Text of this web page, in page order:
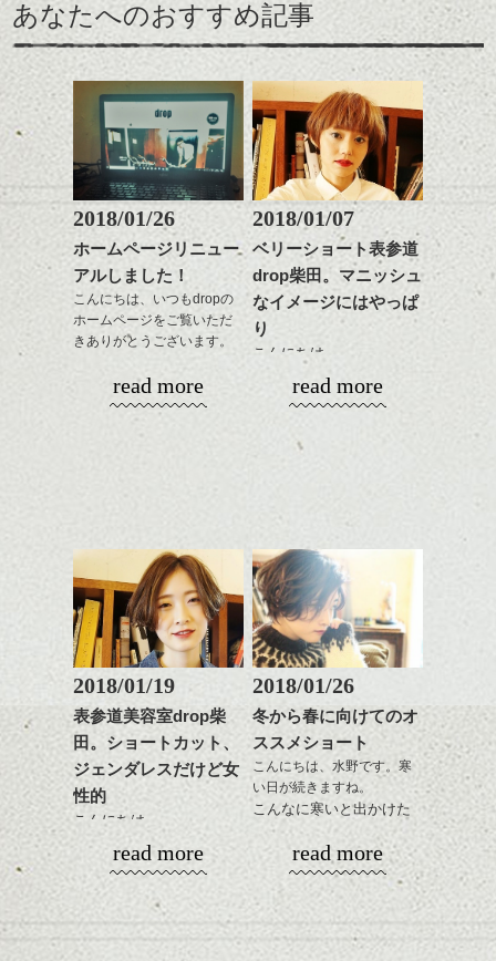
ダークトーンの色味でク
ールに演出するのもおす
すめですよ。
ナチュラルなトーンの色
で柔らかさをプラスする
のも良いですね。
またクセ毛の方は質感調
整のストレートパーマで
髪質改善すると
更に扱いやすくなるので
おすすめです。
いつものスタイリングが
ドライした後オイルやワ
ックスをなじませるだけ
に。
これからのスタイルチェ
ンジの事、髪質に合った
をドライした後、
ワックスとオイルを混ぜ
ながらもみこみ、なじま
せます。
質感をかるくととのえな
がら耳かけアレンジする
のも良い感じです。
これからのスタイルチェ
ンジ、似合うカラーリン
グの事やお手入れ方法な
ど
是非なんでもご相談して
下さいね。
シバタ
ハンサムショート／ヘッド
スパ／伸びても目立たない
ヘアカラー/ハイライト/ダブ
ルカラー/髪質改善/TOKIOト
リートメント/ブリーチ/イン
ナーカラー/イルミナカラー/
るのが良い感じです。
ベージュ系等の肌を綺麗
に見せる効果のあるカラ
ーリングをプラスして透
明感を表現すると
って毎日のお手入れも簡
単になりますよ。
ワックスとオイル、バー
ム等の質感を調整しやす
いものを全体になじませ
ながら
整えるだけですよ。
これからのスタイルチェ
ンジの事等
是非なんでもご相談して
下さい。
お待ちしております
シバタ
出できるので、
この時期とてもおすすめ
ですよ。
ナチュラルなベージュカ
ラーで全体にツヤと透明
感をプラスして
質感も綺麗に見せやす
く。
スタイリング方法は全体
をドライした後、
ワックスとオイルを混ぜ
ながらもみこみ、なじま
せます。
質感をかるくととのえな
がら耳かけアレンジする
のも良い感じです。
ンジ、似合うカラーリン
是非なんでもご相談して
シバタ
あなたへのおすすめ記事
2018/01/26
ホームページリニュー
アルしました！
こんにちは、いつもdropの
ホームページをご覧いただ
きありがとうございます。
１５周年と移転に合わ
せ、少しばかり遅くなり
いね。
今後の更新もお楽しみ
に！
read more
2018/01/07
ベリーショート表参道
drop柴田。マニッシュ
なイメージにはやっぱ
り
こんにちは、
明けましておめでとうご
お願い致します！
ますね。
ヘアーも雰囲気を変えた
い、なんていう方結構い
るのではないでしょう
か？
ひきつづきミニマムヘア
で、
今回はマッシュ(っぽい!)
ショートカットの話。
read more
2018/01/19
表参道美容室drop柴
田。ショートカット、
ジェンダレスだけど女
性的
こんにちは。
春に向けて！
いろいろ考える頃です
ね、髪型の事とか
まだ寒いですが。
read more
2018/01/26
冬から春に向けてのオ
ススメショート
こんにちは、水野です。寒
い日が続きますね。
こんなに寒いと出かけた
くなくなります。
なのでおうちで暖かくし
てまったりと過ごす冬
に、そしてこれからの春
を少し意識したスタイル
をご紹介。
read more